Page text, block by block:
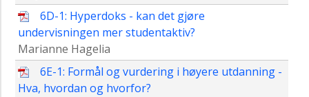
6D-1: Hyperdoks - kan det gjøre
undervisningen mer studentaktiv?
Marianne Hagelia
6E-1: Formål og vurdering i høyere utdanning -
Hva, hvordan og hvorfor?